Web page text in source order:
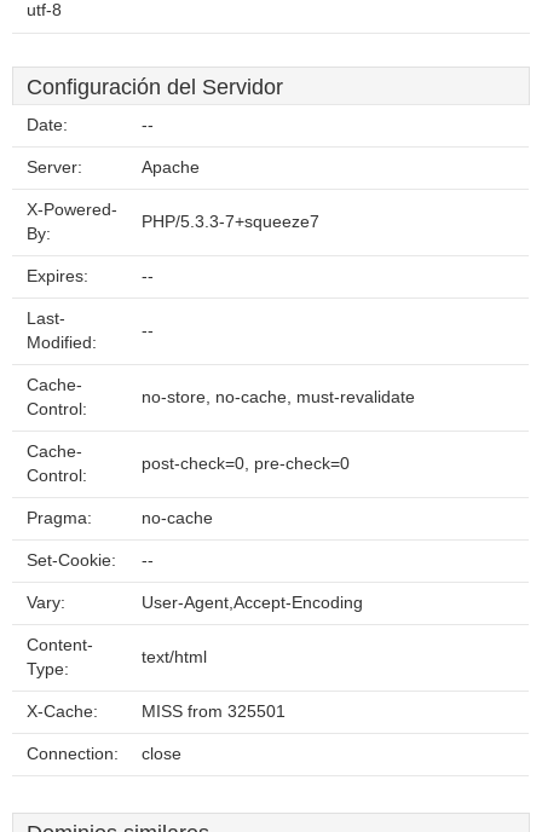
utf-8
Configuración del Servidor
Date: --
Server: Apache
X-Powered-
By:
PHP/5.3.3-7+squeeze7
Expires: --
Last-
Modified:
--
Cache-
Control:
no-store, no-cache, must-revalidate
Cache-
Control:
post-check=0, pre-check=0
Pragma: no-cache
Set-Cookie: --
Vary: User-Agent,Accept-Encoding
Content-
Type:
text/html
X-Cache: MISS from 325501
Connection: close